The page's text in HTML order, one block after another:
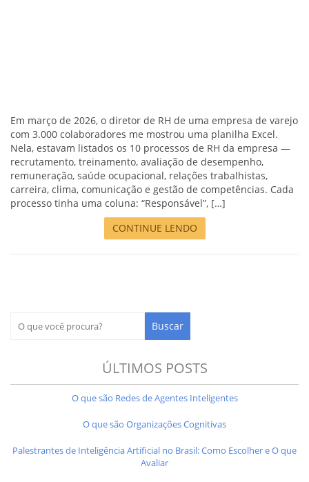
Em março de 2026, o diretor de RH de uma empresa de varejo
com 3.000 colaboradores me mostrou uma planilha Excel.
Nela, estavam listados os 10 processos de RH da empresa —
recrutamento, treinamento, avaliação de desempenho,
remuneração, saúde ocupacional, relações trabalhistas,
carreira, clima, comunicação e gestão de competências. Cada
processo tinha uma coluna: “Responsável”, […]
CONTINUE LENDO
ÚLTIMOS POSTS
O que são Redes de Agentes Inteligentes
O que são Organizações Cognitivas
Palestrantes de Inteligência Artificial no Brasil: Como Escolher e O que
Avaliar